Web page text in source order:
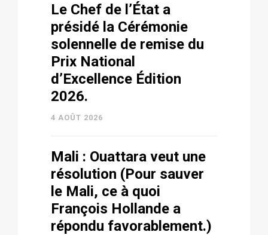
Le Chef de l’État a
présidé la Cérémonie
solennelle de remise du
Prix National
d’Excellence Édition
2026.
4 AOÛT 2026
Mali : Ouattara veut une
résolution (Pour sauver
le Mali, ce à quoi
François Hollande a
répondu favorablement.)